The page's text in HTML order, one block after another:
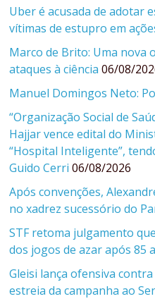
Uber é acusada de adotar
vítimas de estupro em
Marco de Brito: Uma nova
ataques à ciência 06/08/
Manuel Domingos Neto:
“Organização Social de
Hajjar vence edital do
“Hospital Inteligente”,
Guido Cerri 06/08/2026
Após convenções,
no xadrez sucessório do
STF retoma julgamento
dos jogos de azar após 85
Gleisi lança ofensiva
estreia da campanha ao